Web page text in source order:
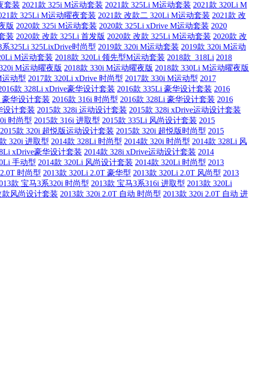
套装 2021款 325i M运动套装 2021款 325Li M运动套装 2021款 320Li M
款 325Li M运动曜夜套装 2021款 改款二 320Li M运动套装 2021款 改
版 2020款 325i M运动套装 2020款 325Li xDrive M运动套装 2020
装 2020款 改款 325Li 首发版 2020款 改款 325Li M运动套装 2020款 改
系325Li 325LixDrive时尚型 2019款 320i M运动套装 2019款 320i M运动
M运动套装 2018款 320Li 领先型M运动套装 2018款 318Li 2018
M运动曜夜版 2018款 330i M运动曜夜版 2018款 330Li M运动曜夜版
运动型 2017款 320Li xDrive 时尚型 2017款 330i M运动型 2017
款 328Li xDrive豪华设计套装 2016款 335Li 豪华设计套装 2016
豪华设计套装 2016款 316i 时尚型 2016款 328Li 豪华设计套装 2016
设计套装 2015款 328i 运动设计套装 2015款 328i xDrive运动设计套装
时尚型 2015款 316i 进取型 2015款 335Li 风尚设计套装 2015
2015款 320i 超悦版运动设计套装 2015款 320i 超悦版时尚型 2015
320i 进取型 2014款 328Li 时尚型 2014款 320i 时尚型 2014款 328Li 风
xDrive豪华设计套装 2014款 328i xDrive运动设计套装 2014
手动型 2014款 320Li 风尚设计套装 2014款 320Li 时尚型 2013
时尚型 2013款 320Li 2.0T 豪华型 2013款 320Li 2.0T 风尚型 2013
款 宝马3系320i 时尚型 2013款 宝马3系316i 进取型 2013款 320Li
款风尚设计套装 2013款 320i 2.0T 自动 时尚型 2013款 320i 2.0T 自动 进